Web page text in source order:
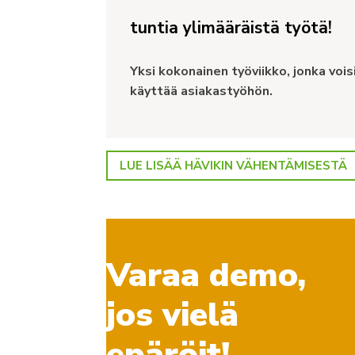
tuntia ylimääräistä työtä!
Yksi kokonainen työviikko, jonka
käyttää asiakastyöhön.
LUE LISÄÄ HÄVIKIN VÄHENTÄMISESTÄ
Varaa demo,
jos vielä